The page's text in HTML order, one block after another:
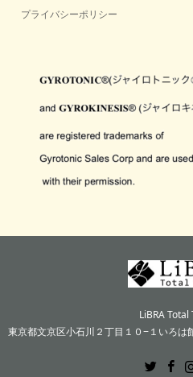
プライバシーポリシー
LiBRA Total
東京都文京区小石川２丁目１０−１いろ